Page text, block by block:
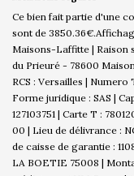
Ce bien fait partie d'une
sont de 3850.36€.
Maisons-Laffitte | Raison
du Prieuré - 78600
RCS : Versailles |
Forme juridique : SAS |
127103751 | Carte T :
00 | Lieu de délivrance :
de caisse de garantie :
LA BOETIE 75008 |